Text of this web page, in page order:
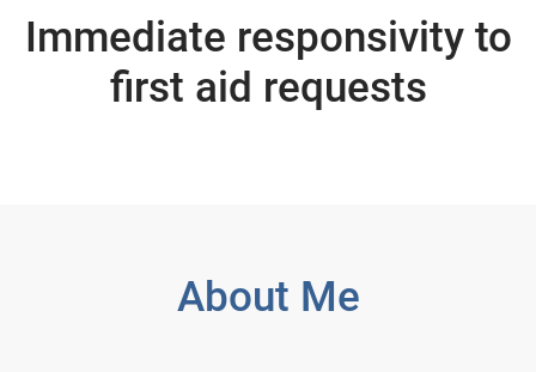
Immediate responsivity to
first aid requests
About Me